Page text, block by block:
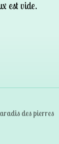
est vide.
des pierres